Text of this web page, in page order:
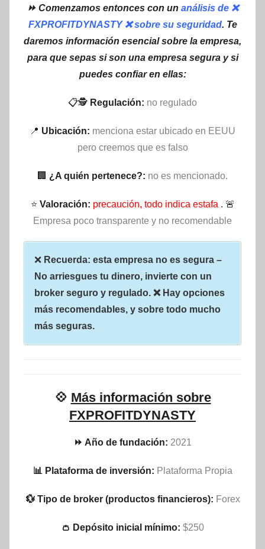
⏩ Comenzamos entonces con un análisis de ❌
FXPROFITDYNASTY ❌ sobre su seguridad. Te
daremos información esencial sobre la empresa,
para que sepas si son una empresa segura y si
puedes confiar en ellas:
📋🕵 Regulación: no regulado
📍 Ubicación: menciona estar ubicado en EEUU
pero creemos que es falso
🏢 ¿A quién pertenece?: no es mencionado.
⭐ Valoración: precaución, todo indica estafa . 🚨
Empresa poco transparente y no recomendable
❌ Recuerda: esta empresa no es segura –
No arriesgues tu dinero, invierte con un
broker seguro y regulado. ❌ Hay opciones
más recomendables, y sobre todo mucho
más seguras.
💠 Más información sobre
FXPROFITDYNASTY
⏩ Año de fundación: 2021
📊 Plataforma de inversión: Plataforma Propia
💱 Tipo de broker (productos financieros): Forex
👛 Depósito inicial mínimo: $250